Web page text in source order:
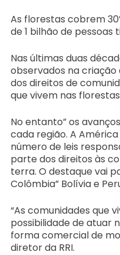
As florestas cobrem
de 1 bilhão de pessoas
Nas últimas duas
observados na
dos direitos de
que vivem nas
No entanto” os
cada região. A
número de leis
parte dos direitos às
terra. O destaque vai
Colômbia” Bolívia e
“As comunidades que
possibilidade de atuar
forma comercial de
diretor da RRI.